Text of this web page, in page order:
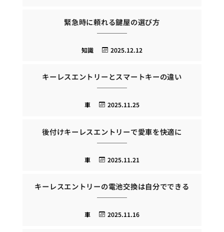
緊急時に頼れる鍵屋の選び方
2025.12.12
知識
キーレスエントリーとスマートキーの違い
2025.11.25
車
後付けキーレスエントリーで愛車を快適に
2025.11.21
車
キーレスエントリーの電池交換は自分でできる
2025.11.16
車